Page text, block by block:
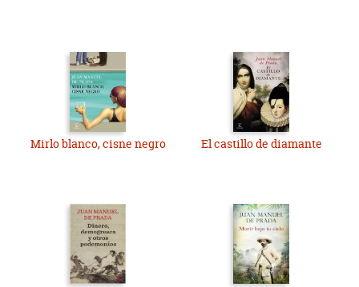
Mirlo blanco, cisne negro El castillo de diamante